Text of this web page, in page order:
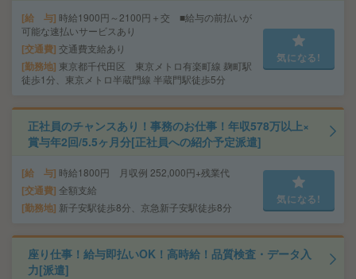
給 与 時給1900円～2100円＋交 ■給与の前払いが
可能な速払いサービスあり
交通費 交通費支給あり
勤務地 東京都千代田区 東京メトロ有楽町線 麹町駅
徒歩1分、東京メトロ半蔵門線 半蔵門駅徒歩5分
気になる!
正社員のチャンスあり！事務のお仕事！年収578万以上×
賞与年2回/5.5ヶ月分[正社員への紹介予定派遣]
給 与 時給1800円 月収例 252,000円+残業代
交通費 全額支給
勤務地 新子安駅徒歩8分、京急新子安駅徒歩8分
気になる!
座り仕事！給与即払いOK！高時給！品質検査・データ入
力[派遣]